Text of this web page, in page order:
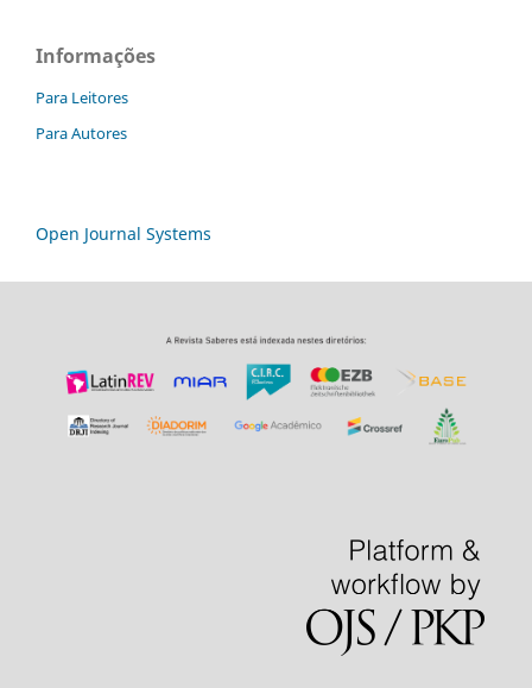
Informações
Para Leitores
Para Autores
Open Journal Systems